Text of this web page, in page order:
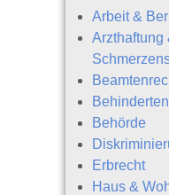
Arbeit &
Arzthaftung
Behörde
Erbrecht
Haus &